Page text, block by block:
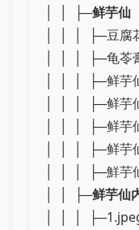
│ │ ├─鲜芋仙
│ │ │ ├─豆腐
│ │ │ ├─龟苓
│ │ │ ├─鲜芋
│ │ │ ├─鲜芋
│ │ │ ├─鲜芋
│ │ │ ├─鲜芋
│ │ │ ├─鮮芋
│ │ ├─鲜芋仙
│ │ │